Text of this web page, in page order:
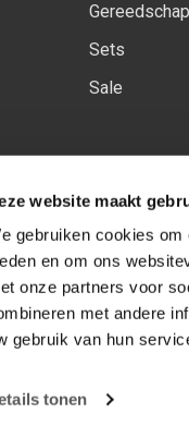
website maakt
gebruiken cookies
en om ons
onze partners voor
met andere
gebruik van hun
tonen
Gereedschap
Sets
Sale